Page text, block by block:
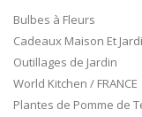
Bulbes à Fleurs
Cadeaux Maison Et
Outillages de Jardin
World Kitchen / FRANCE
Plantes de Pomme de